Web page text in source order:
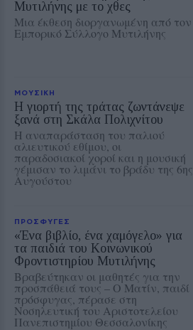
Μυτιλήνης με το χθες
Μια έκθεση διοργανωμένη από τον
Εμπορικό Σύλλογο Μυτιλήνης
ΜΟΥΣΙΚΗ
Η γιορτή της τράτας ζωντάνεψε
ξανά στη Σκάλα Πολιχνίτου
Η αναπαράσταση του παλιού
αλιευτικού εθίμου, οι
παραδοσιακοί χοροί και η μουσική
γέμισαν το λιμάνι το βράδυ της 6ης
Αυγούστου
ΠΡΟΣΦΥΓΕΣ
«Ένα βιβλίο, ένα χαμόγελο» για
τα παιδιά του Κοινωνικού
Φροντιστηρίου Μυτιλήνης
Βραβεύτηκαν οι μαθητές για την
προσπάθειά τους – Ο Ματίν, παιδί
πρόσφυγας, πέρασε στη
Νοσηλευτική του Αριστοτελείου
Πανεπιστημίου Θεσσαλονίκης